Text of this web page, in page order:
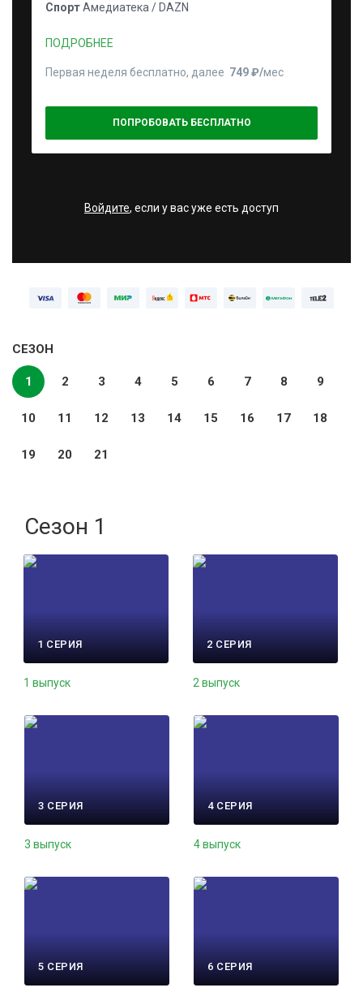
СпортАмедиатека / DAZN
ПОДРОБНЕЕ
Первая неделя бесплатно, далее 749 ₽⁠/⁠мес
ПОПРОБОВАТЬ БЕСПЛАТНО
Войдите, если у вас уже есть доступ
СЕЗОН
1 2 3 4 5 6 7 8 9
10 11 12 13 14 15 16 17 18
19 20 21
Сезон 1
1 СЕРИЯ
1 выпуск
2 СЕРИЯ
2 выпуск
3 СЕРИЯ
3 выпуск
4 СЕРИЯ
4 выпуск
5 СЕРИЯ 6 СЕРИЯ